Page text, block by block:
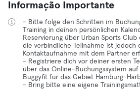
Informação Importante
- Bitte folge den Schritten im
Training in deinen persönlichen
Reservierung über Urban Sports
die verbindliche Teilnahme ist jedoch
Kontaktaufnahme mit dem Partner
- Registriere dich vor deiner ersten
über das Online-Buchungssystem
Buggyfit für das Gebiet Hamburg-
- Bring bitte eine eigene